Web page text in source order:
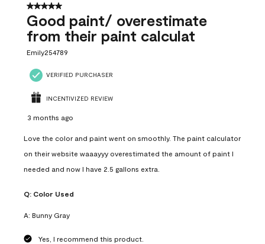
5 out of 5 stars.
Good paint/ overestimate
from their paint calculat
Emily254789
VERIFIED PURCHASER
INCENTIVIZED REVIEW
3 months ago
Love the color and paint went on smoothly. The paint calculator
on their website waaayyy overestimated the amount of paint I
needed and now I have 2.5 gallons extra.
Q: Color Used
A: Bunny Gray
Yes, I recommend this product.